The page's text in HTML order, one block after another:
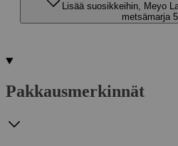
Lisää suosikkeihin, Meyo
metsämarja
Pakkausmerkinnät